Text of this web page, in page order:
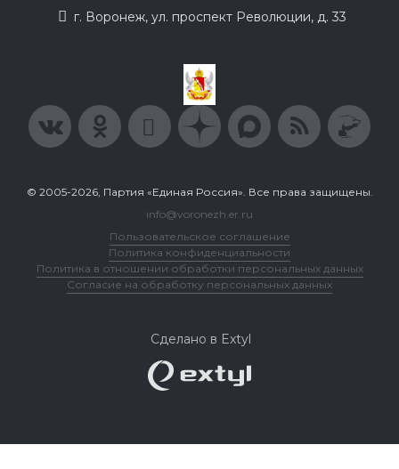
г. Воронеж, ул. проспект Революции, д. 33
© 2005-2026, Партия «Единая Россия». Все права защищены.
info@voronezh.er.ru
Пользовательское соглашение
Политика конфиденциальности
Политика в отношении обработки персональных данных
Согласие на обработку персональных данных
Сделано в Extyl